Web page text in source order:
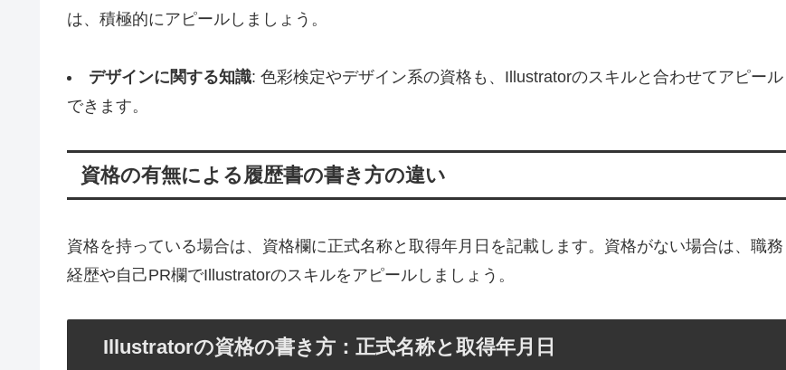
は、積極的にアピールしましょう。
デザインに関する知識: 色彩検定やデザイン系の資格も、Illustratorのスキルと合わせてアピール
できます。
資格の有無による履歴書の書き方の違い
資格を持っている場合は、資格欄に正式名称と取得年月日を記載します。資格がない場合は、職務
経歴や自己PR欄でIllustratorのスキルをアピールしましょう。
Illustratorの資格の書き方：正式名称と取得年月日